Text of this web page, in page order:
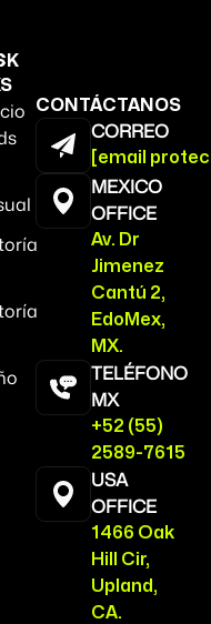
CONTÁCTANOS
CORREO
[email
MEXICO
OFFICE
Av. Dr
Jimenez
Cantú 2,
EdoMex,
MX.
TELÉFONO
MX
+52 (55)
2589-7615
USA
OFFICE
1466 Oak
Hill Cir,
Upland,
CA.